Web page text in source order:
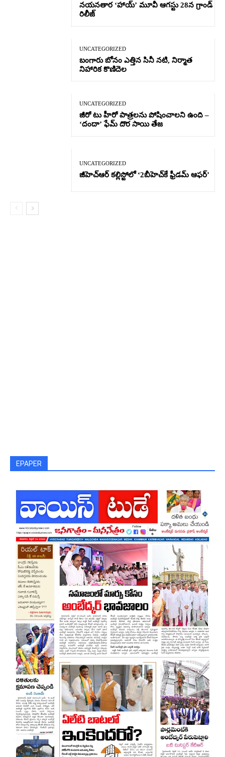
నయనతార ‘హాయ్’ మూవీ ఆగస్టు 28న గ్రాండ్
రిలీజ్
UNCATEGORIZED
బంగారు బోనం ఎత్తిన సినీ నటి, నిర్మాత
నిహారిక కొణిదెల
UNCATEGORIZED
జీరో టు హీరో పాత్రలను పోషించాలని ఉంది –
‘దందా’ ఫేమ్ దొర సాయి తేజ
UNCATEGORIZED
జీహెచ్ఆర్‌ కల్లిస్టోలో ‘2బీహెచ్‌కే ఫ్రీడమ్ ఆఫర్’
EPAPER